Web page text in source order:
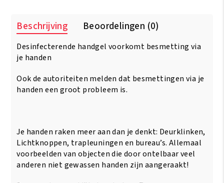
Beschrijving Beoordelingen (0)
Desinfecterende handgel voorkomt besmetting via
je handen
Ook de autoriteiten melden dat besmettingen via je
handen een groot probleem is.
Je handen raken meer aan dan je denkt: Deurklinken,
Lichtknoppen, trapleuningen en bureau’s. Allemaal
voorbeelden van objecten die door ontelbaar veel
anderen niet gewassen handen zijn aangeraakt!